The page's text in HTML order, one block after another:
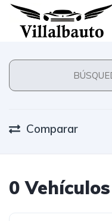
Comparar
0 Vehículos